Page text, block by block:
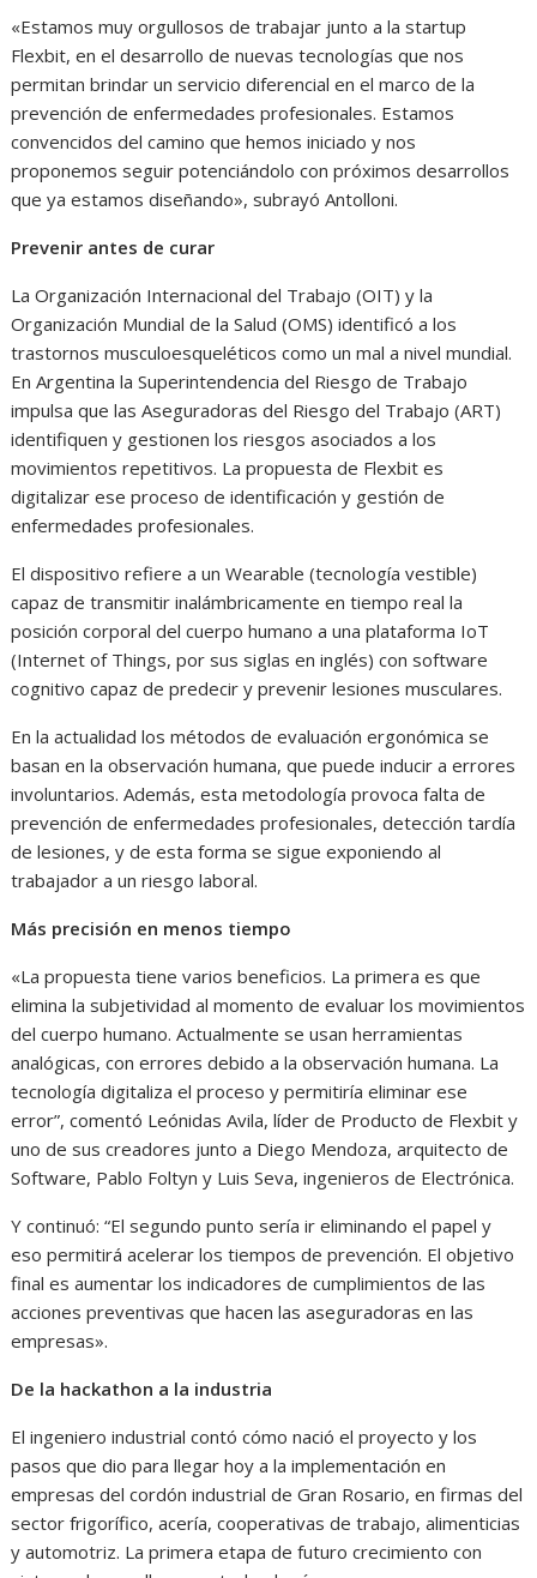
«Estamos muy orgullosos de trabajar junto a la startup
Flexbit, en el desarrollo de nuevas tecnologías que nos
permitan brindar un servicio diferencial en el marco de la
prevención de enfermedades profesionales. Estamos
convencidos del camino que hemos iniciado y nos
proponemos seguir potenciándolo con próximos desarrollos
que ya estamos diseñando», subrayó Antolloni.
Prevenir antes de curar
La Organización Internacional del Trabajo (OIT) y la
Organización Mundial de la Salud (OMS) identificó a los
trastornos musculoesqueléticos como un mal a nivel mundial.
En Argentina la Superintendencia del Riesgo de Trabajo
impulsa que las Aseguradoras del Riesgo del Trabajo (ART)
identifiquen y gestionen los riesgos asociados a los
movimientos repetitivos. La propuesta de Flexbit es
digitalizar ese proceso de identificación y gestión de
enfermedades profesionales.
El dispositivo refiere a un Wearable (tecnología vestible)
capaz de transmitir inalámbricamente en tiempo real la
posición corporal del cuerpo humano a una plataforma IoT
(Internet of Things, por sus siglas en inglés) con software
cognitivo capaz de predecir y prevenir lesiones musculares.
En la actualidad los métodos de evaluación ergonómica se
basan en la observación humana, que puede inducir a errores
involuntarios. Además, esta metodología provoca falta de
prevención de enfermedades profesionales, detección tardía
de lesiones, y de esta forma se sigue exponiendo al
trabajador a un riesgo laboral.
Más precisión en menos tiempo
«La propuesta tiene varios beneficios. La primera es que
elimina la subjetividad al momento de evaluar los movimientos
del cuerpo humano. Actualmente se usan herramientas
analógicas, con errores debido a la observación humana. La
tecnología digitaliza el proceso y permitiría eliminar ese
error”, comentó Leónidas Avila, líder de Producto de Flexbit y
uno de sus creadores junto a Diego Mendoza, arquitecto de
Software, Pablo Foltyn y Luis Seva, ingenieros de Electrónica.
Y continuó: “El segundo punto sería ir eliminando el papel y
eso permitirá acelerar los tiempos de prevención. El objetivo
final es aumentar los indicadores de cumplimientos de las
acciones preventivas que hacen las aseguradoras en las
empresas».
De la hackathon a la industria
El ingeniero industrial contó cómo nació el proyecto y los
pasos que dio para llegar hoy a la implementación en
empresas del cordón industrial de Gran Rosario, en firmas del
sector frigorífico, acería, cooperativas de trabajo, alimenticias
y automotriz. La primera etapa de futuro crecimiento con